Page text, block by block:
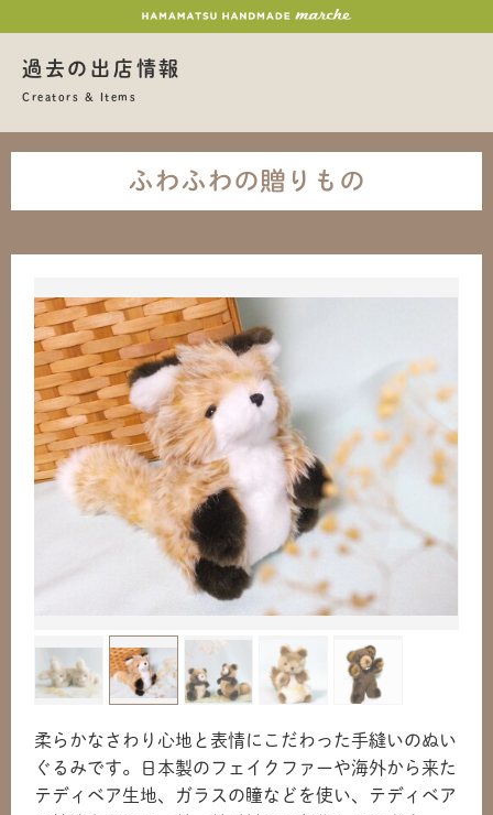
過去の出店情報
Creators & Items
ふわふわの贈りもの
柔らかなさわり心地と表情にこだわった手縫いのぬい
ぐるみです。日本製のフェイクファーや海外から来た
テディベア生地、ガラスの瞳などを使い、テディベア